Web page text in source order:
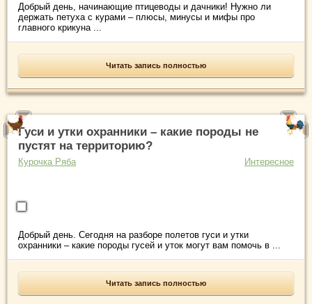
Добрый день, начинающие птицеводы и дачники! Нужно ли
держать петуха с курами – плюсы, минусы и мифы про
главного крикуна ...
Читать запись полностью
Гуси и утки охранники – какие породы не
пустят на территорию?
Курочка Ряба Интересное
Добрый день. Сегодня на разборе полетов гуси и утки
охранники – какие породы гусей и уток могут вам помочь в ...
Читать запись полностью